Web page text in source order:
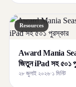
Resources
Award Mania
জিতুন iPad সহ ৫০১
২৮ জুলাই ২০২৬·১ মিনিট